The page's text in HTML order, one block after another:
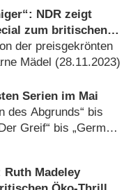
NDR zeigt
zum britischen
Davies
der preisgekrönten
Mädel (28.11.2023)
Serien im Mai
des Abgrunds“ bis
Greif“ bis „German
Ruth Madeley